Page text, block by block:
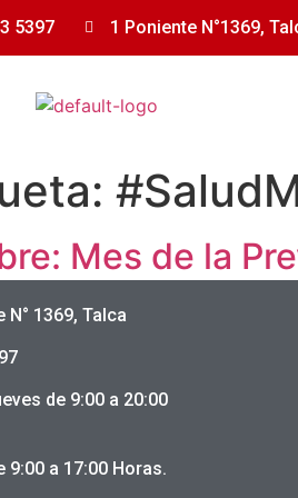
5397 1 Poniente N°1369,
Mes de la
nos comprometemos a
oportuna puede marcar la
las posibilidades de un
N° 1369, Talca
de 9:00 a 20:00
9:00 a 17:00 Horas.